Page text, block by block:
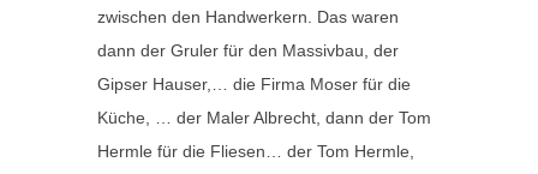
zwischen den Handwerkern. Das waren
dann der Gruler für den Massivbau, der
Gipser Hauser,… die Firma Moser für die
Küche, … der Maler Albrecht, dann der Tom
Hermle für die Fliesen… der Tom Hermle,